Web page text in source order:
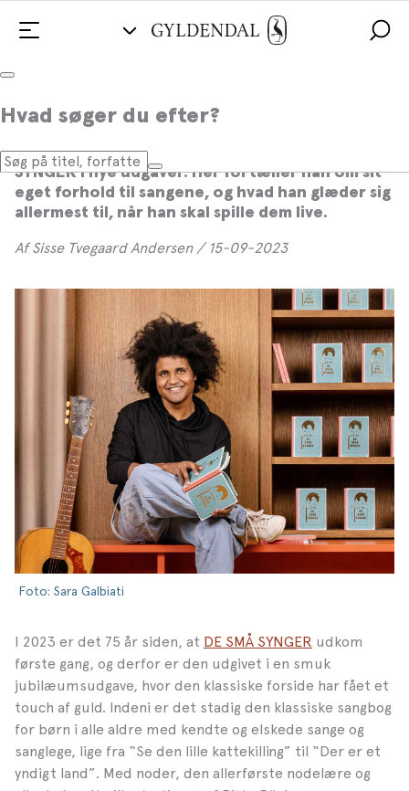
Hvad søger du efter?
Klassiske børnesange i nye versioner
Sangeren Thomas Buttenschøn har indspillet
nogle af de klassiske børnesange fra DE SMÅ
SYNGER i nye udgaver. Her fortæller han om sit
eget forhold til sangene, og hvad han glæder sig
allermest til, når han skal spille dem live.
Af Sisse Tvegaard Andersen / 15-09-2023
Foto: Sara Galbiati
I 2023 er det 75 år siden, at DE SMÅ SYNGER udkom
første gang, og derfor er den udgivet i en smuk
jubilæumsudgave, hvor den klassiske forside har fået et
touch af guld. Indeni er det stadig den klassiske sangbog
for børn i alle aldre med kendte og elskede sange og
sanglege, lige fra “Se den lille kattekilling” til “Der er et
yndigt land”. Med noder, den allerførste nodelære og